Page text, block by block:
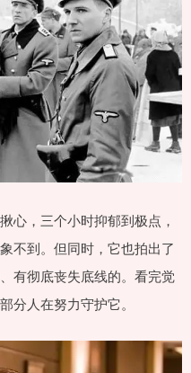
心，三个小时抑郁到极点，
不到。但同时，它也拍出了
有彻底丧失底线的。看完觉
分人在努力守护它。